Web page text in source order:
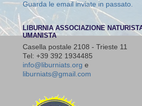
Guarda le email inviate in passato.
LIBURNIA ASSOCIAZIONE
UMANISTA
Casella postale 2108 - Trieste 11
Tel: +39 392 1934485
info@liburniats.org e
liburniats@gmail.com